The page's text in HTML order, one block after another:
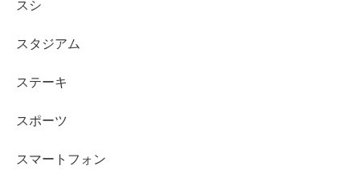
スシ
スタジアム
ステーキ
スポーツ
スマートフォン